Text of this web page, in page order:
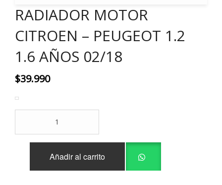
RADIADOR MOTOR
CITROEN – PEUGEOT 1.2
1.6 AÑOS 02/18
$39.990
CITROEN
Añadir al carrito